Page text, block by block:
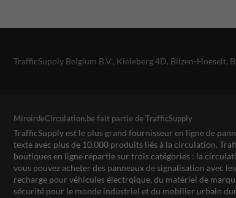
TrafficSupply Belgium B.V., Kieleberg 4D, Bilzen-Hoeselt,
MiroirdeCirculation.be fait partie de TrafficSupply
TrafficSupply est le plus grand fournisseur en ligne de
texte avec plus de 10.000 produits liés à la circulation.
boutiques en ligne répartie sur trois catégories : la
vous pouvez acheter des panneaux de signalisation avec
recharge pour véhicules électrqique, du matériel de
sécurité pour le monde industriel et du mobilier urbain